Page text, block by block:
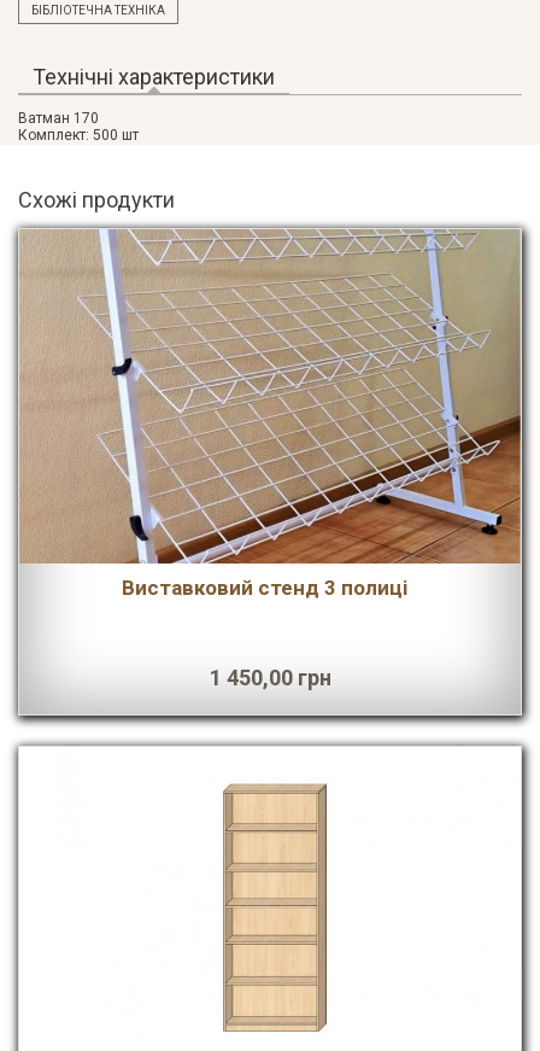
БІБЛІОТЕЧНА ТЕХНІКА
Product tabs
Технічні характеристики
вкладка)
Ватман 170
Комплект: 500 шт
Схожі продукти
Виставковий стенд 3 полиці
1 450,00 грн